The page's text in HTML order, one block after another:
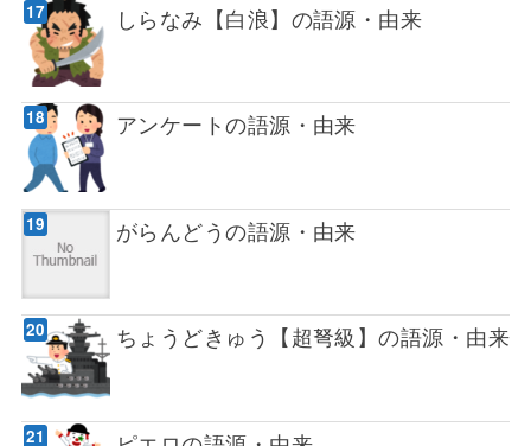
しらなみ【白浪】の語源・由来
アンケートの語源・由来
がらんどうの語源・由来
ちょうどきゅう【超弩級】の語源・由来